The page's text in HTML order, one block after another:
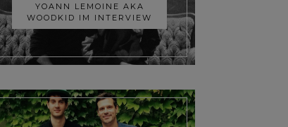
YOANN LEMOINE AKA
WOODKID IM INTERVIEW